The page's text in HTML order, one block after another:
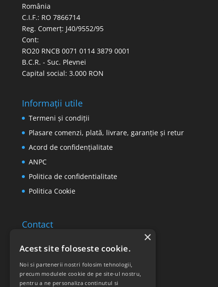
România
C.I.F.: RO 7866714
Reg. Comerț: J40/9552/95
Cont:
RO20 RNCB 0071 0114 3879 0001
B.C.R. - Suc. Plevnei
Capital social: 3.000 RON
Informații utile
Termeni și condiții
Plasare comenzi, plată, livrare, garanție și retur
Acord de confidențialitate
ANPC
Politica de confidentialitate
Politica Cookie
Contact
Acest site foloseste cookie.
Noi si partenerii nostri folosim tehnologii,
precum modulele cookie de pe site-ul nostru,
pentru a ne personaliza continutul si
×